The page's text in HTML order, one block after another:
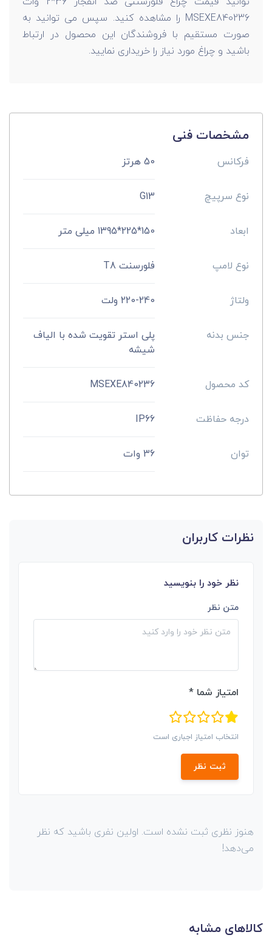
MSEXE840236 را مشاهده کنید. سپس می توانید به
صورت مستقیم با فروشندگان این محصول در ارتباط
باشید و چراغ مورد نیاز را خریداری نمایید.
مشخصات فنی
فرکانس 50 هرتز
نوع سرپیچ G13
ابعاد 150*225*1395 میلی متر
نوع لامپ فلورسنت T8
ولتاژ 220-240 ولت
جنس بدنه
پلی استر تقویت شده با الیاف
شیشه
کد محصول MSEXE840236
درجه حفاظت IP66
توان 36 وات
نظرات کاربران
نظر خود را بنویسید
متن نظر
امتیاز شما *
انتخاب امتیاز اجباری است
ثبت نظر
هنوز نظری ثبت نشده است. اولین نفری باشید که نظر
می‌دهد!
کالاهای مشابه